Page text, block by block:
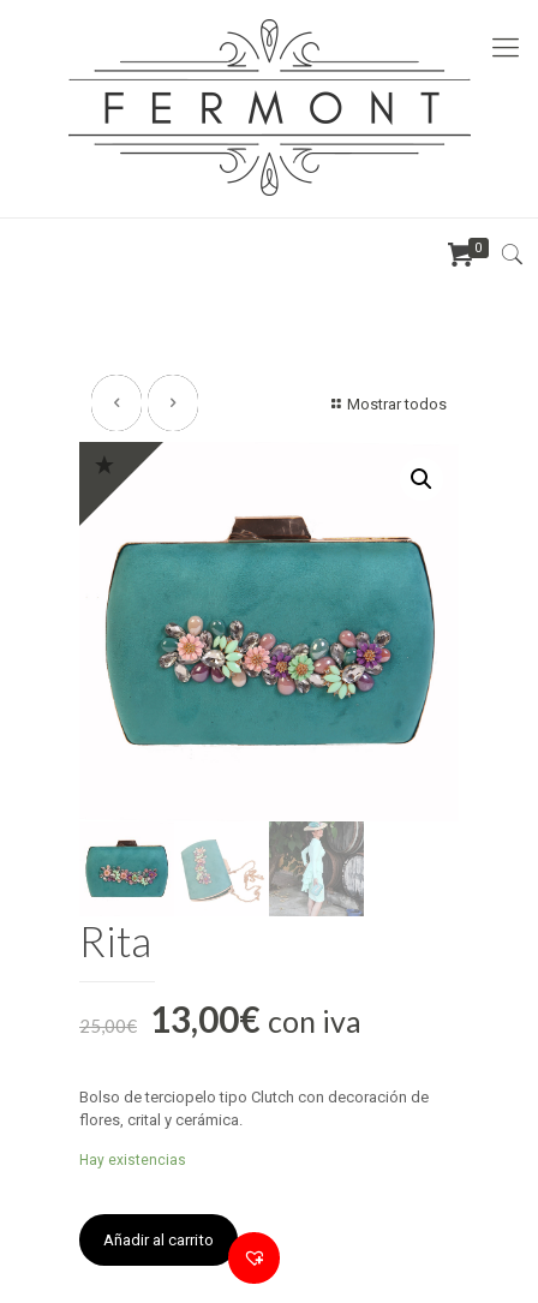
0
Mostrar todos
Rita
25,00€ 13,00€ con iva
Bolso de terciopelo tipo Clutch con decoración de
flores, crital y cerámica.
Hay existencias
Añadir al carrito